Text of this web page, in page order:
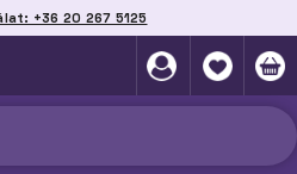
+36 20 267 5125